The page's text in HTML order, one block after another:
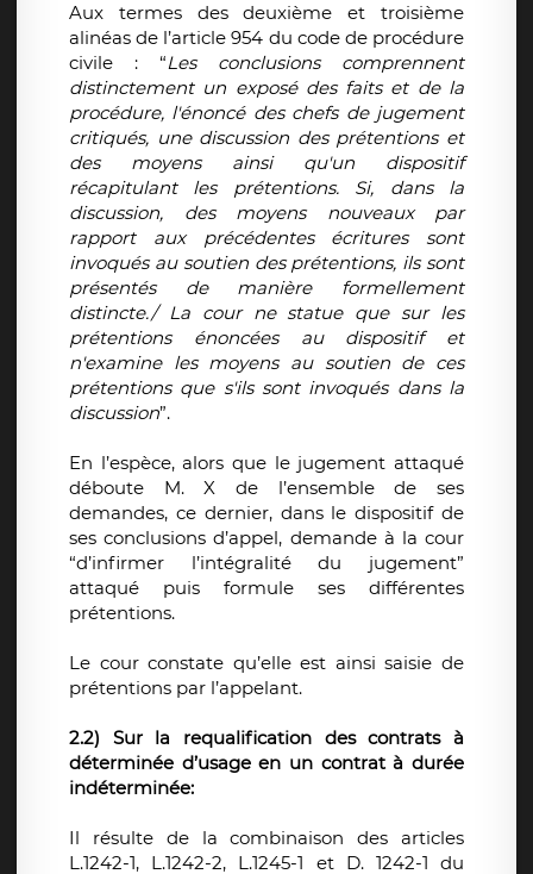
Aux termes des deuxième et troisième
alinéas de l’article 954 du code de procédure
civile : “Les conclusions comprennent
distinctement un exposé des faits et de la
procédure, l'énoncé des chefs de jugement
critiqués, une discussion des prétentions et
des moyens ainsi qu'un dispositif
récapitulant les prétentions. Si, dans la
discussion, des moyens nouveaux par
rapport aux précédentes écritures sont
invoqués au soutien des prétentions, ils sont
présentés de manière formellement
distincte./ La cour ne statue que sur les
prétentions énoncées au dispositif et
n'examine les moyens au soutien de ces
prétentions que s'ils sont invoqués dans la
discussion”.
En l’espèce, alors que le jugement attaqué
déboute M. X de l’ensemble de ses
demandes, ce dernier, dans le dispositif de
ses conclusions d’appel, demande à la cour
“d’infirmer l’intégralité du jugement”
attaqué puis formule ses différentes
prétentions.
Le cour constate qu’elle est ainsi saisie de
prétentions par l’appelant.
2.2) Sur la requalification des contrats à
déterminée d’usage en un contrat à durée
indéterminée:
Il résulte de la combinaison des articles
L.1242-1, L.1242-2, L.1245-1 et D. 1242-1 du